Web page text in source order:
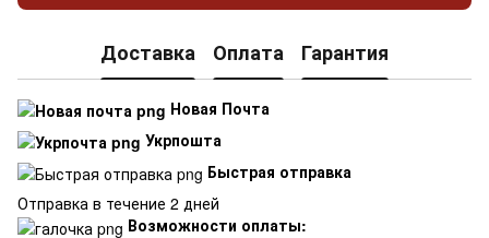
Доставка Оплата Гарантия
Новая Почта
Укрпошта
Быстрая отправка
Отправка в течение 2 дней
Возможности оплаты: